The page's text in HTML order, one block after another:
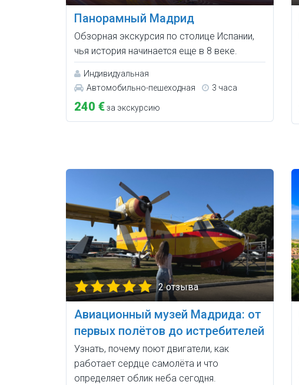
Панорамный Мадрид
Обзорная экскурсия по столице Испании,
чья история начинается еще в 8 веке.
Индивидуальная
Автомобильно-пешеходная
3 часа
240 €за экскурсию
2 отзыва
Авиационный музей Мадрида: от
первых полётов до истребителей
Узнать, почему поют двигатели, как
работает сердце самолёта и что
определяет облик неба сегодня.